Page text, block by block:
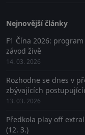
Nejnovější články
F1 Čína 2026:
závod živě
14. 03. 2026
Rozhodne se dnes v
zbývajících
13. 03. 2026
Předkola play off
(12. 3.)